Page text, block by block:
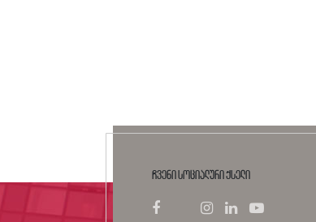
ჩვენი სოციალური ქსელი